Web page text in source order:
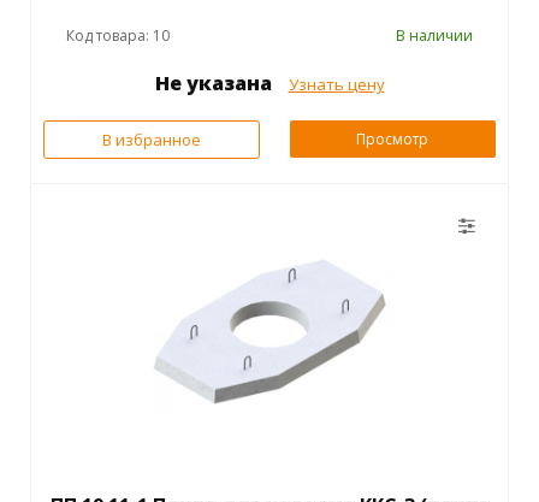
Код товара: 10 В наличии
Не указана Узнать цену
В избранное Просмотр